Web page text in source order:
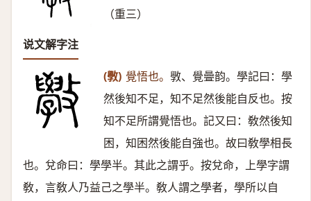
（重三）
说文解字注
(斆) 覺悟也。 斆、覺曡韵。學記曰：學
然後知不足，知不足然後能自反也。按
知不足所謂覺悟也。記又曰：敎然後知
困，知困然後能自強也。故曰敎學相長
也。兌命曰：學學半。其此之謂乎。按兌命，上學字謂
敎，言敎人乃益己之學半。敎人謂之學者，學所以自